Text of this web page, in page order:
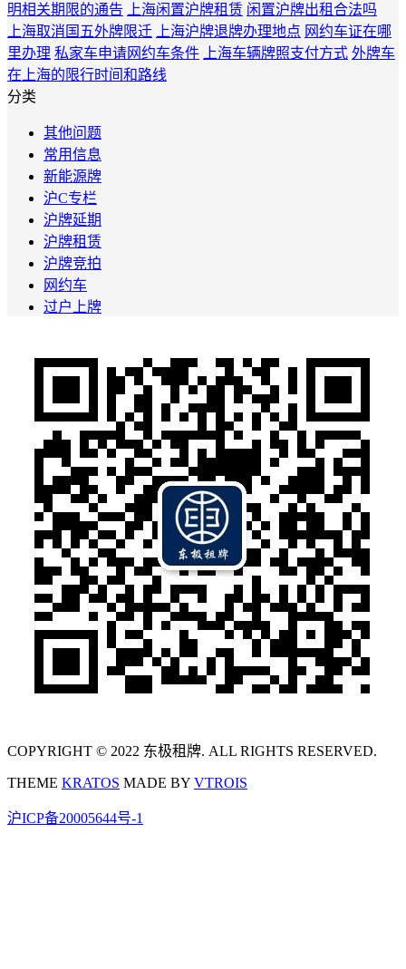
明相关期限的通告
上海闲置沪牌租赁 闲置沪牌出租合法吗
上海取消国五外牌限迁
上海沪牌退牌办理地点 网约车证在哪
里办理 私家车申请网约车条件 上海车辆牌照支付方式 外牌车
在上海的限行时间和路线
分类
其他问题
常用信息
新能源牌
沪C专栏
沪牌延期
沪牌租赁
沪牌竞拍
网约车
过户上牌
COPYRIGHT © 2022 东极租牌. ALL RIGHTS RESERVED.
THEME KRATOS MADE BY VTROIS
沪ICP备20005644号-1